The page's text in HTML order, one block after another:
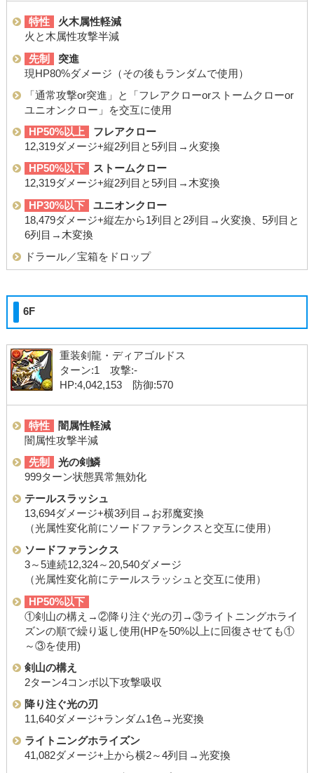
特性
火木属性軽減
火と木属性攻撃半減
先制
突進
現HP80%ダメージ（その後もランダムで使用）
「通常攻撃or突進」と「フレアクローorストームクローor
ユニオンクロー」を交互に使用
HP50%以上
フレアクロー
12,319ダメージ+縦2列目と5列目→火変換
HP50%以下
ストームクロー
12,319ダメージ+縦2列目と5列目→木変換
HP30%以下
ユニオンクロー
18,479ダメージ+縦左から1列目と2列目→火変換、5列目と
6列目→木変換
ドラール／宝箱をドロップ
6F
重装剣龍・ディアゴルドス
ターン:1 攻撃:-
HP:4,042,153 防御:570
特性
闇属性軽減
闇属性攻撃半減
先制
光の剣鱗
999ターン状態異常無効化
テールスラッシュ
13,694ダメージ+横3列目→お邪魔変換
（光属性変化前にソードファランクスと交互に使用）
ソードファランクス
3～5連続12,324～20,540ダメージ
（光属性変化前にテールスラッシュと交互に使用）
HP50%以下
①剣山の構え→②降り注ぐ光の刃→③ライトニングホライ
ズンの順で繰り返し使用(HPを50%以上に回復させても①
～③を使用)
剣山の構え
2ターン4コンボ以下攻撃吸収
降り注ぐ光の刃
11,640ダメージ+ランダム1色→光変換
ライトニングホライズン
41,082ダメージ+上から横2～4列目→光変換